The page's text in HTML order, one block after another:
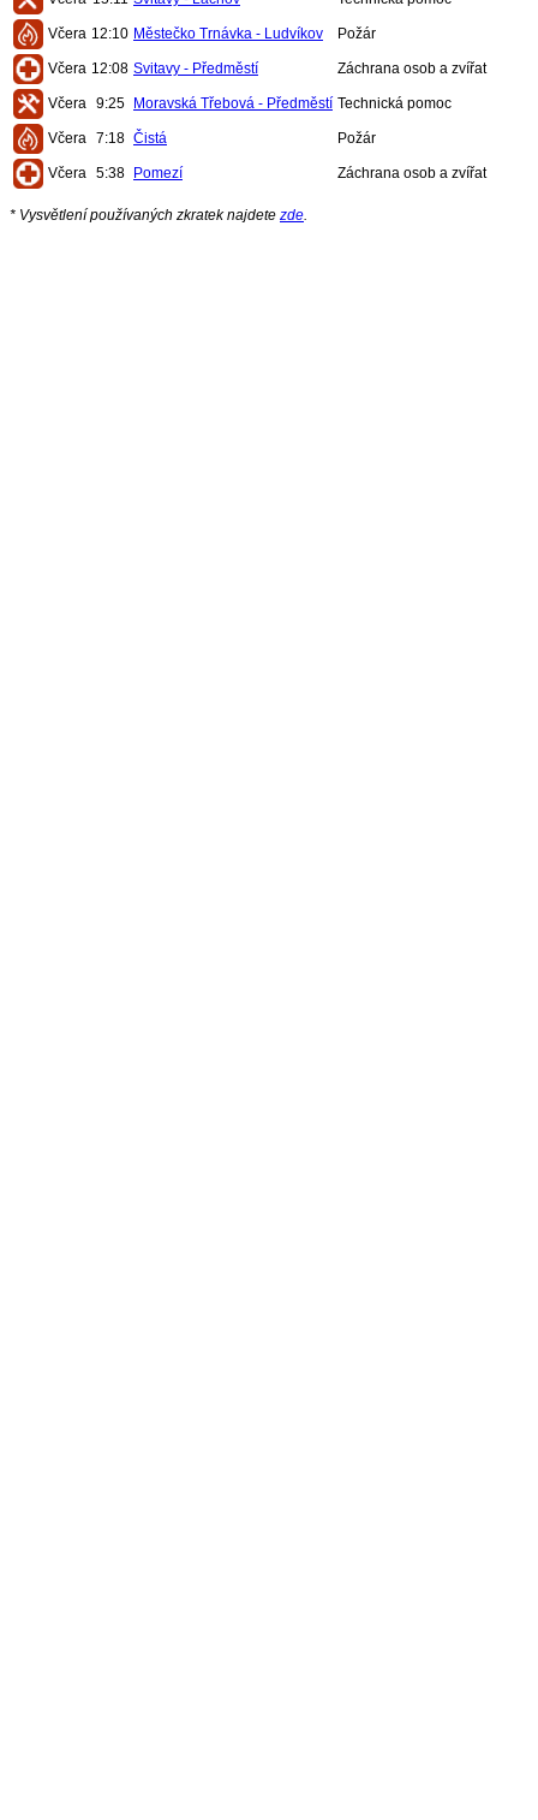
Včera 12:10 Městečko Trnávka - Ludvíkov Požár
Včera 12:08 Svitavy - Předměstí Záchrana osob a zvířat
Včera 9:25 Moravská Třebová - Předměstí Technická pomoc
Včera 7:18 Čistá Požár
Včera 5:38 Pomezí Záchrana osob a zvířat
* Vysvětlení používaných zkratek najdete zde.